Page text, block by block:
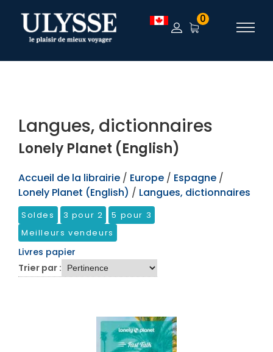
TEST 0
Langues, dictionnaires
Lonely Planet (English)
Accueil de la librairie / Europe / Espagne /
Lonely Planet (English) / Langues, dictionnaires
Soldes 3 pour 2
5 pour 3
Meilleurs vendeurs
Livres papier
Trier par :